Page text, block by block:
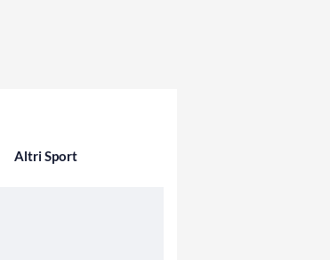
Altri Sport